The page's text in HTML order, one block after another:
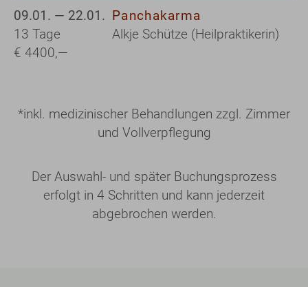
09.01. — 22.01.
13 Tage
€ 4400,—
Panchakarma
Alkje Schütze (Heilpraktikerin)
*inkl. medizinischer Behandlungen zzgl. Zimmer
und Vollverpflegung
Der Auswahl- und später Buchungsprozess
erfolgt in 4 Schritten und kann jederzeit
abgebrochen werden.